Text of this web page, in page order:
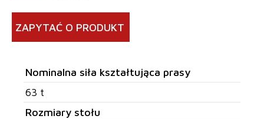
ZAPYTAĆ O PRODUKT
Nominalna siła kształtująca prasy
63 t
Rozmiary stołu